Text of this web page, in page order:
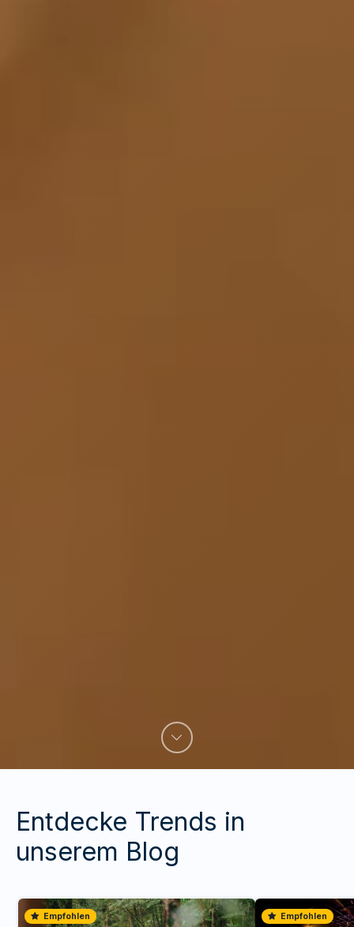
Entdecke Trends in
unserem Blog
Empfohlen Empfohlen